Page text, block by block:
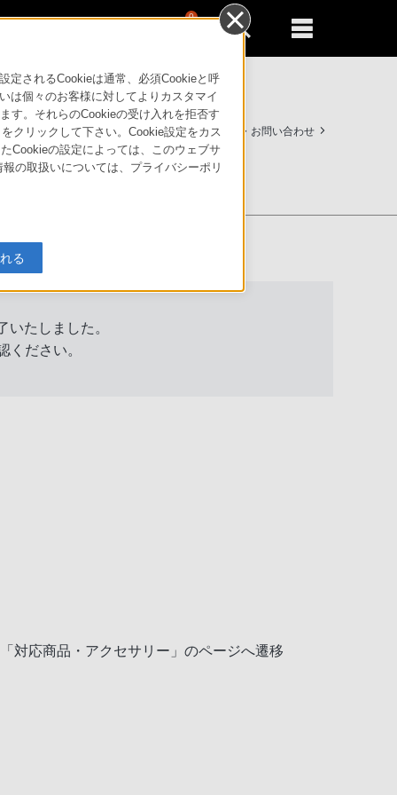
0
サポート・お問い合わせ
たしました。
ださい。
対応商品・アクセサリー」のページへ遷移
定されるCookieは通常、必須Cookieと呼
は個々のお客様に対してよりカスタマイ
す。それらのCookieの受け入れを拒否す
クリックして下さい。Cookie設定をカス
Cookieの設定によっては、このウェブサ
の取扱いについては、プライバシーポリ
る